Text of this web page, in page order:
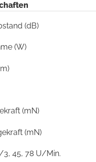
(dB)
(W)
(mN)
(mN)
3, 45, 78 U/Min.